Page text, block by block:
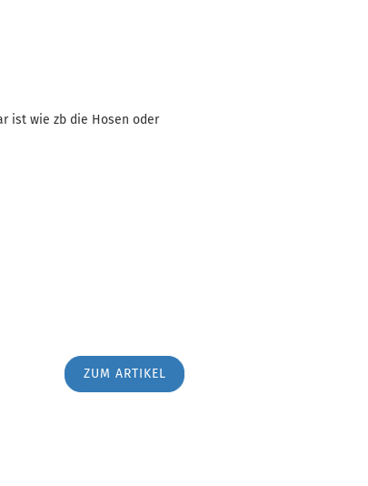
ist wie zb die Hosen oder
ZUM ARTIKEL